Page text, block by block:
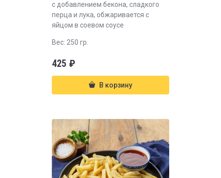
с добавлением бекона, сладкого
перца и лука, обжаривается с
яйцом в соевом соусе
Вес: 250 гр.
425 ₽
В корзину